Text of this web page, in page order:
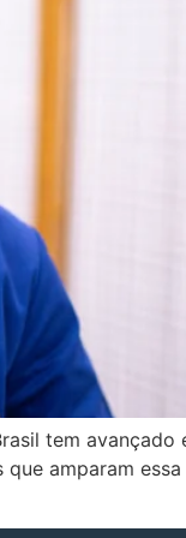
tem avançado
amparam